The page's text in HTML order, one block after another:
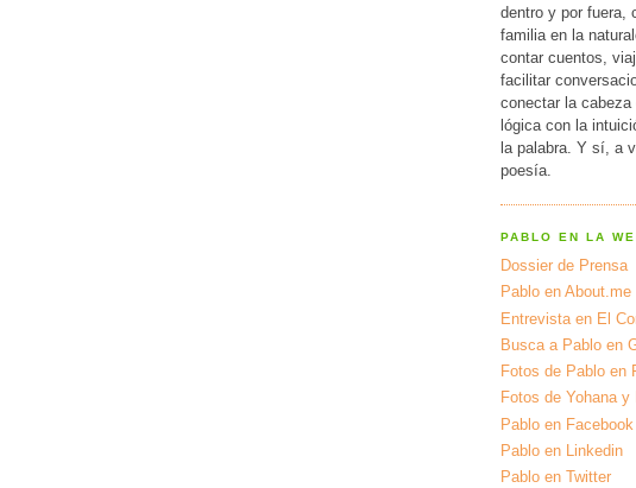
dentro y por fuera,
familia en la
contar cuentos,
facilitar
conectar la
lógica con la
la palabra. Y sí, a
poesía.
PABLO EN LA
Dossier de Prensa
Pablo en About.me
Entrevista en El
Busca a Pablo en
Fotos de Pablo en
Fotos de Yohana y
Pablo en Facebook
Pablo en Linkedin
Pablo en Twitter